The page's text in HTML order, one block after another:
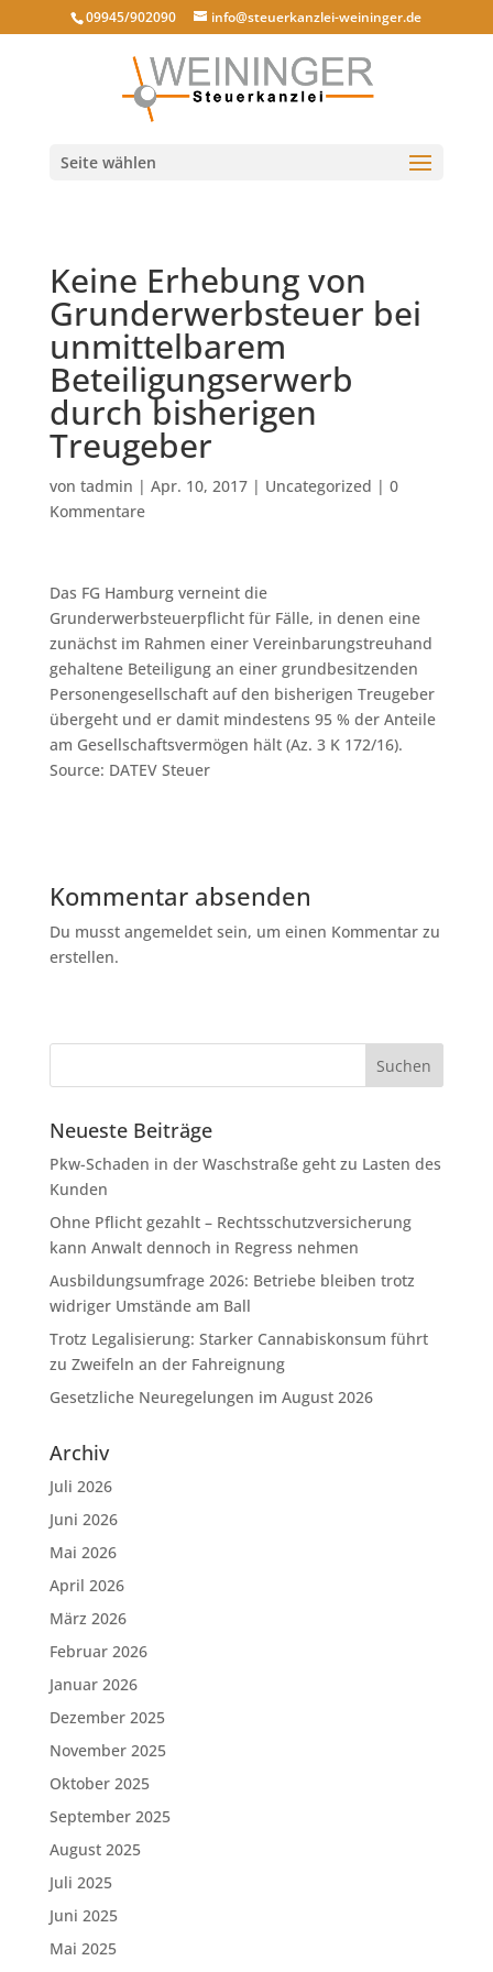
09945/902090 info@steuerkanzlei-weininger.de
Seite wählen
Keine Erhebung von
Grunderwerbsteuer bei
unmittelbarem
Beteiligungserwerb
durch bisherigen
Treugeber
von tadmin | Apr. 10, 2017| Uncategorized | 0
Kommentare
Das FG Hamburg verneint die
Grunderwerbsteuerpflicht für Fälle, in denen eine
zunächst im Rahmen einer Vereinbarungstreuhand
gehaltene Beteiligung an einer grundbesitzenden
Personengesellschaft auf den bisherigen Treugeber
übergeht und er damit mindestens 95 % der Anteile
am Gesellschaftsvermögen hält (Az. 3 K 172/16).
Source: DATEV Steuer
Kommentar absenden
Du musst angemeldet sein, um einen Kommentar zu
erstellen.
Neueste Beiträge
Pkw-Schaden in der Waschstraße geht zu Lasten des
Kunden
Ohne Pflicht gezahlt – Rechtsschutzversicherung
kann Anwalt dennoch in Regress nehmen
Ausbildungsumfrage 2026: Betriebe bleiben trotz
widriger Umstände am Ball
Trotz Legalisierung: Starker Cannabiskonsum führt
zu Zweifeln an der Fahreignung
Gesetzliche Neuregelungen im August 2026
Archiv
Juli 2026
Juni 2026
Mai 2026
April 2026
März 2026
Februar 2026
Januar 2026
Dezember 2025
November 2025
Oktober 2025
September 2025
August 2025
Juli 2025
Juni 2025
Mai 2025